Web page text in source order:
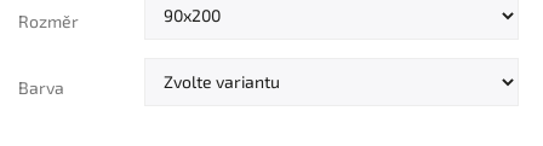
cena:
Rozměr
Barva